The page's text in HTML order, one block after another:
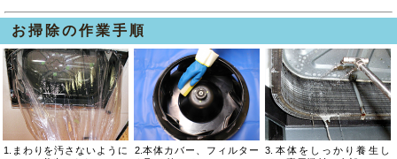
お掃除の作業手順
1.まわりを汚さないように
2.本体カバー、フィルター
3.本体をしっかり養生し